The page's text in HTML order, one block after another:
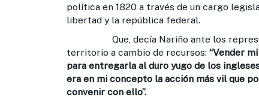
política en 1820 a través de un cargo
libertad y la república federal.
Que, decía Nariño ante los
territorio a cambio de recursos: “Vender
para entregarla al duro yugo de los
era en mi concepto la acción más vil que
convenir con ello”.